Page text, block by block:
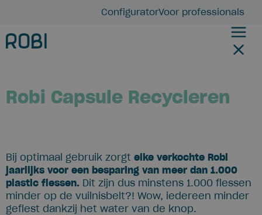
ConfiguratorVoor professionals
Robi Capsule Recycleren
Bij optimaal gebruik zorgt elke verkochte Robi
jaarlijks voor een besparing van meer dan 1.000
plastic flessen. Dit zijn dus minstens 1.000 flessen
minder op de vuilnisbelt?! Wow, iedereen minder
geflest dankzij het water van de knop.